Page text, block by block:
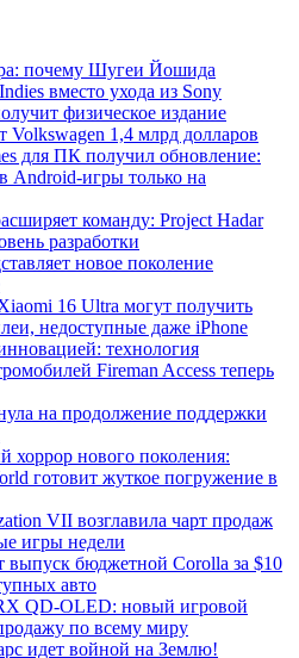
почему Шугеи Йошида
вместо ухода из Sony
физическое издание
Volkswagen 1,4 млрд долларов
для ПК получил обновление:
Android-игры только на
команду: Project Hadar
разработки
новое поколение
16 Ultra могут получить
недоступные даже iPhone
технология
Fireman Access теперь
на продолжение поддержки
хоррор нового поколения:
готовит жуткое погружение в
VII возглавила чарт продаж
игры недели
выпуск бюджетной Corolla за $10
авто
QD-OLED: новый игровой
по всему миру
идет войной на Землю!